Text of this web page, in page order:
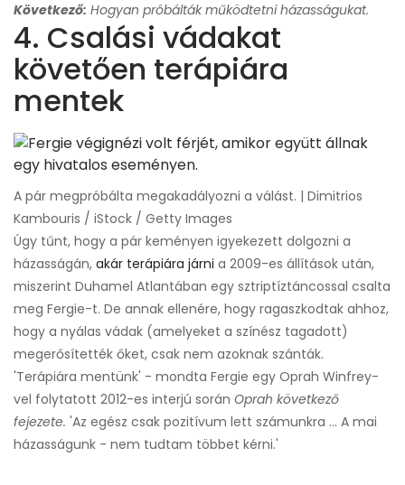
Következő: Hogyan próbálták működtetni házasságukat.
4. Csalási vádakat
követően terápiára
mentek
A pár megpróbálta megakadályozni a válást. | Dimitrios
Kambouris / iStock / Getty Images
Úgy tűnt, hogy a pár keményen igyekezett dolgozni a
házasságán, akár terápiára járni a 2009-es állítások után,
miszerint Duhamel Atlantában egy sztriptíztáncossal csalta
meg Fergie-t. De annak ellenére, hogy ragaszkodtak ahhoz,
hogy a nyálas vádak (amelyeket a színész tagadott)
megerősítették őket, csak nem azoknak szánták.
'Terápiára mentünk' - mondta Fergie egy Oprah Winfrey-
vel folytatott 2012-es interjú során Oprah következő
fejezete. 'Az egész csak pozitívum lett számunkra ... A mai
házasságunk - nem tudtam többet kérni.'